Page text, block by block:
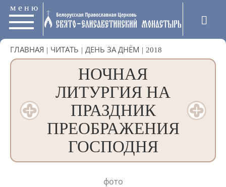
меню
ГЛАВНАЯ | ЧИТАТЬ | ДЕНЬ ЗА ДНЁМ | 2018
НОЧНАЯ
ЛИТУРГИЯ НА
ПРАЗДНИК
ПРЕОБРАЖЕНИЯ
ГОСПОДНЯ
фото